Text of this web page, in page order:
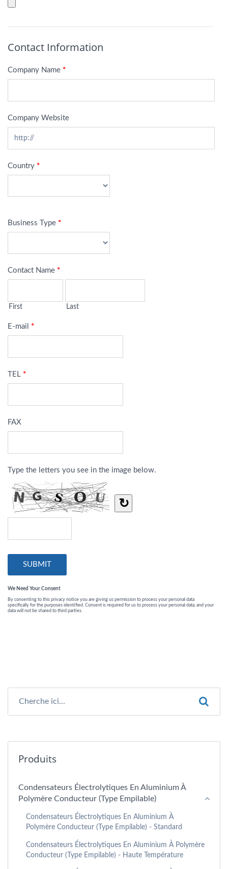
Produits
Condensateurs Électrolytiques En Aluminium À
Polymère Conducteur (type Empilable)
Condensateurs Électrolytiques En Aluminium À
Polymère Conducteur (type Empilable) - Standard
Condensateurs Électrolytiques En Aluminium À Polymère
Conducteur (type Empilable) - Haute Température